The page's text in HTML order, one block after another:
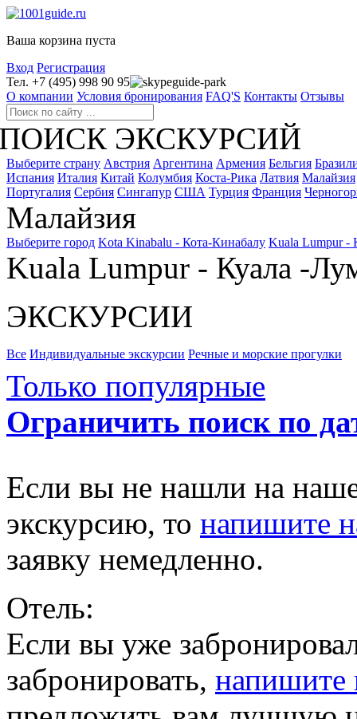
Ваша корзина пуста
Вход Регистрация
Тел. +7 (495) 998 90 95
guide-park
О компании Условия бронирования FAQ'S Контакты Отзывы
ЭКСКУРСИЙ
Выберите страну Австрия Аргентина Армения Бельгия
Испания Италия Китай Колумбия Коста-Рика Латвия Малайзия
Португалия Сербия Сингапур США Турция Франция
Малайзия
Выберите город Kota Kinabalu - Кота-Кинабалу Kuala Lumpur -
Kuala Lumpur - Куала -
ЭКСКУРСИИ
Все Индивидуальные экскурсии Речные и морские прогулки
Только популярные
Ограничить поиск по
Если вы не нашли на
экскурсию, то напишите
заявку немедленно.
Отель:
Если вы уже
забронировать, напишите